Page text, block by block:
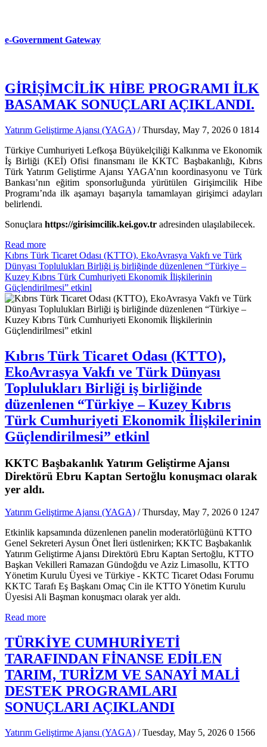
e-Government Gateway
GİRİŞİMCİLİK HİBE PROGRAMI İLK
BASAMAK SONUÇLARI AÇIKLANDI.
Yatırım Geliştirme Ajansı (YAGA) / Thursday, May 7, 2026 0 1814
Türkiye Cumhuriyeti Lefkoşa Büyükelçiliği Kalkınma ve Ekonomik
İş Birliği (KEİ) Ofisi finansmanı ile KKTC Başbakanlığı, Kıbrıs
Türk Yatırım Geliştirme Ajansı YAGA’nın koordinasyonu ve Türk
Bankası’nın eğitim sponsorluğunda yürütülen Girişimcilik Hibe
Programı’nda ilk aşamayı başarıyla tamamlayan girişimci adayları
belirlendi.
Sonuçlara https://girisimcilik.kei.gov.tr adresinden ulaşılabilecek.
Read more
Kıbrıs Türk Ticaret Odası (KTTO), EkoAvrasya Vakfı ve Türk
Dünyası Toplulukları Birliği iş birliğinde düzenlenen “Türkiye –
Kuzey Kıbrıs Türk Cumhuriyeti Ekonomik İlişkilerinin
Güçlendirilmesi” etkinl
Kıbrıs Türk Ticaret Odası (KTTO),
EkoAvrasya Vakfı ve Türk Dünyası
Toplulukları Birliği iş birliğinde
düzenlenen “Türkiye – Kuzey Kıbrıs
Türk Cumhuriyeti Ekonomik İlişkilerinin
Güçlendirilmesi” etkinl
KKTC Başbakanlık Yatırım Geliştirme Ajansı
Direktörü Ebru Kaptan Sertoğlu konuşmacı olarak
yer aldı.
Yatırım Geliştirme Ajansı (YAGA) / Thursday, May 7, 2026 0 1247
Etkinlik kapsamında düzenlenen panelin moderatörlüğünü KTTO
Genel Sekreteri Aysun Önet İleri üstlenirken; KKTC Başbakanlık
Yatırım Geliştirme Ajansı Direktörü Ebru Kaptan Sertoğlu, KTTO
Başkan Vekilleri Ramazan Gündoğdu ve Aziz Limasollu, KTTO
Yönetim Kurulu Üyesi ve Türkiye - KKTC Ticaret Odası Forumu
KKTC Tarafı Eş Başkanı Omaç Cin ile KTTO Yönetim Kurulu
Üyesisi Ali Başman konuşmacı olarak yer aldı.
Read more
TÜRKİYE CUMHURİYETİ
TARAFINDAN FİNANSE EDİLEN
TARIM, TURİZM VE SANAYİ MALİ
DESTEK PROGRAMLARI
SONUÇLARI AÇIKLANDI
Yatırım Geliştirme Ajansı (YAGA) / Tuesday, May 5, 2026 0 1566